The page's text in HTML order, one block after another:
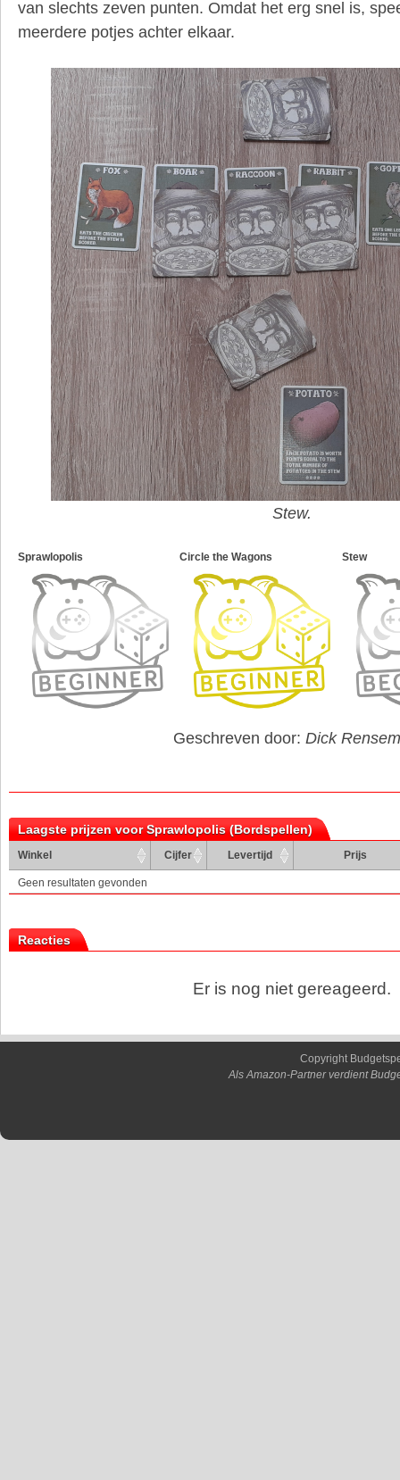
van slechts zeven punten. Omdat het erg snel is,
meerdere potjes achter elkaar.
Stew.
Sprawlopolis Circle the Wagons Stew
Geschreven door:Dick
Laagste prijzen voor Sprawlopolis (Bordspellen)
Winkel Cijfer Levertijd Prijs
Geen resultaten gevonden
Reacties
Er is nog niet gereageerd.
Copyright
Als Amazon-Partner verdient